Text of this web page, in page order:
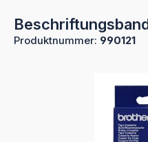
Produktnummer: 990121